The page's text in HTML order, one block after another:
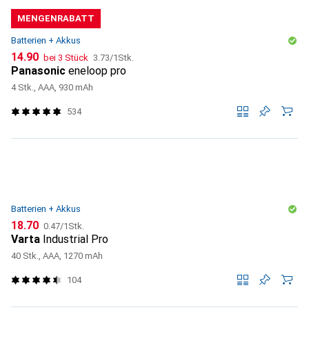
MENGENRABATT
Batterien + Akkus
CHF
14.90 bei 3 Stück CHF
3.73/1Stk.
Panasonic eneloop pro
4 Stk., AAA, 930 mAh
534
Batterien + Akkus
CHF
18.70 CHF
0.47/1Stk.
Varta Industrial Pro
40 Stk., AAA, 1270 mAh
104